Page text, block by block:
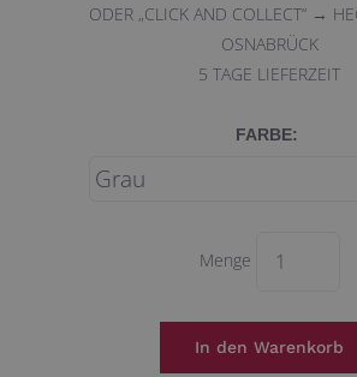
ODER „CLICK AND COLLECT“ →
OSNABRÜCK
5 TAGE LIEFERZEIT
FARBE:
Menge